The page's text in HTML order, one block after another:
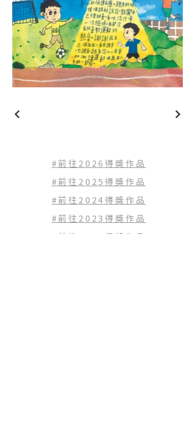
#前往2026得獎作品
#前往2025得獎作品
#前往2024得獎作品
#前往2023得獎作品